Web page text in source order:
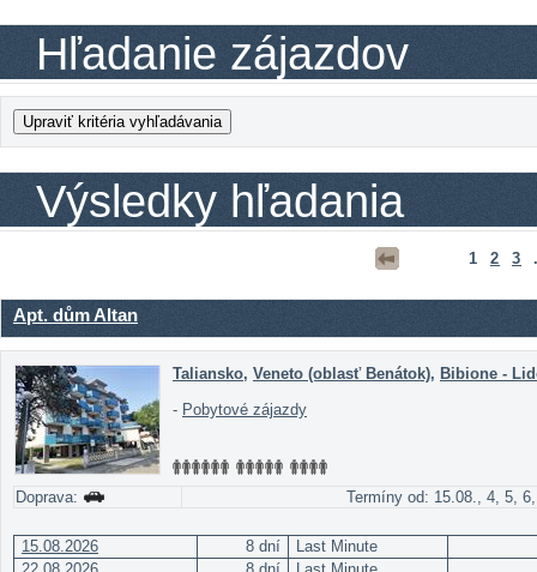
Hľadanie zájazdov
Výsledky hľadania
1 2 3
Apt. dům Altan
Taliansko, Veneto (oblasť Benátok), Bibione -
- Pobytové zájazdy
Doprava: Termíny od: 15.08., 4, 5,
15.08.2026 8 dní
Last Minute